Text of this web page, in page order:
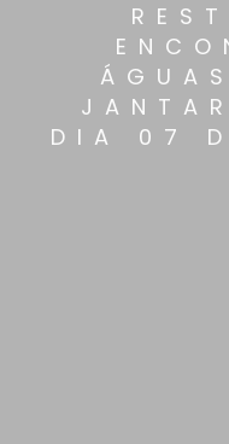
DIA 07